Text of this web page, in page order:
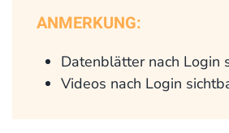
ANMERKUNG:
Datenblätter nach Login
Videos nach Login